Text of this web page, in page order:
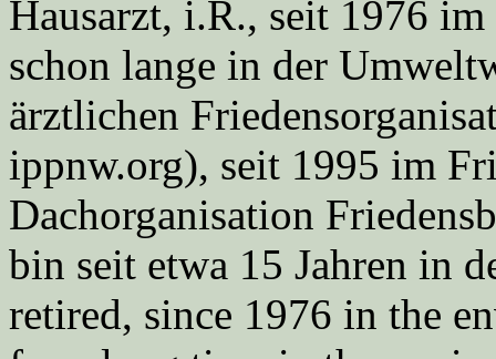
Hausarzt, i.R., seit 1976
schon lange in der
ärztlichen
ippnw.org), seit 1995 im
Dachorganisation
bin seit etwa 15 Jahren in
retired, since 1976 in the